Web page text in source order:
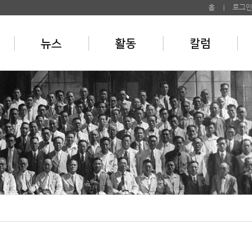
홈 로그인
뉴스 활동 칼럼